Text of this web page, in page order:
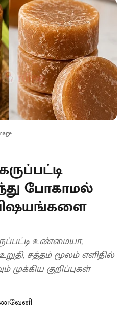
போகாமல்
உண்மையா,
சத்தம் மூலம் எளிதில்
குறிப்புகள்